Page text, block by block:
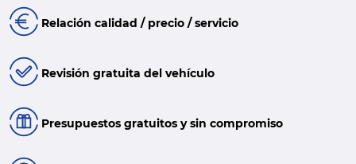
Relación calidad / precio / servicio
Revisión gratuita del vehículo
Presupuestos gratuitos y sin compromiso